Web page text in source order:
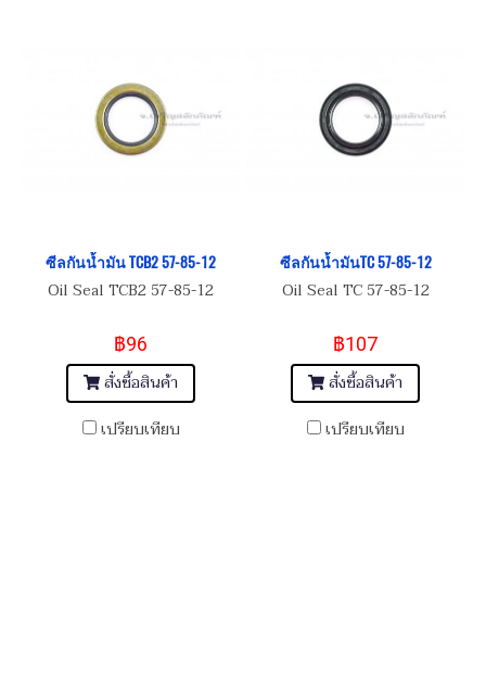
ซีลกันน้ำมัน TCB2 57-85-12
Oil Seal TCB2 57-85-12
฿96
สั่งซื้อสินค้า
เปรียบเทียบ
ซีลกันน้ำมันTC 57-85-12
Oil Seal TC 57-85-12
฿107
สั่งซื้อสินค้า
เปรียบเทียบ